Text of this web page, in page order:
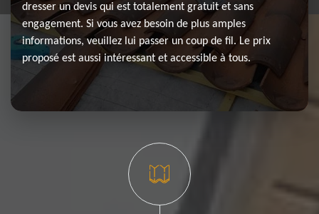
dresser un devis qui est totalement gratuit et sans
engagement. Si vous avez besoin de plus amples
informations, veuillez lui passer un coup de fil. Le prix
proposé est aussi intéressant et accessible à tous.